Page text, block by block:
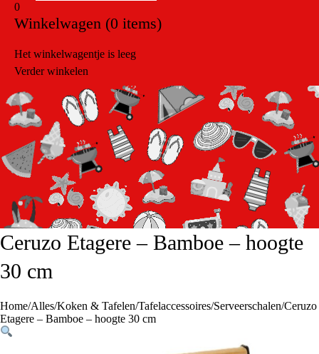
0
Winkelwagen (0 items)
Het winkelwagentje is leeg
Verder winkelen
Ceruzo Etagere – Bamboe – hoogte
30 cm
Home/Alles/Koken & Tafelen/Tafelaccessoires/Serveerschalen/Ceruzo
Etagere – Bamboe – hoogte 30 cm